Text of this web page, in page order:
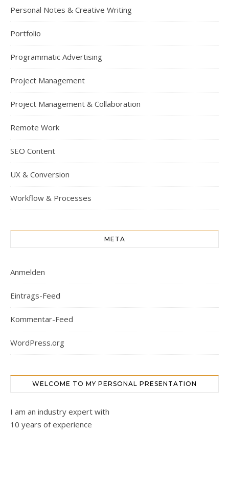
Personal Notes & Creative Writing
Portfolio
Programmatic Advertising
Project Management
Project Management & Collaboration
Remote Work
SEO Content
UX & Conversion
Workflow & Processes
META
Anmelden
Eintrags-Feed
Kommentar-Feed
WordPress.org
WELCOME TO MY PERSONAL PRESENTATION
I am an industry expert with
10 years of experience